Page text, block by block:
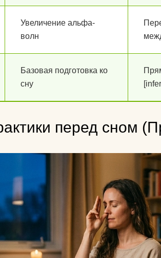
Увеличение альфа-
волн
Базовая подготовка ко
сну
перед сном